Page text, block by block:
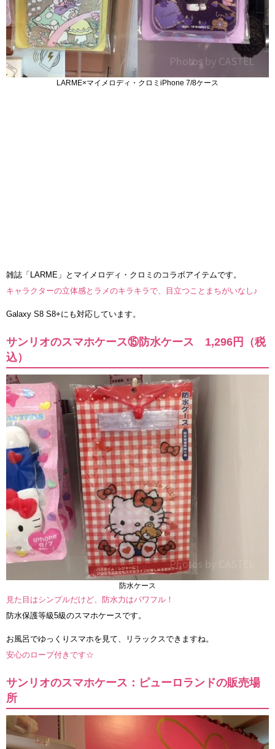
LARME×マイメロディ・クロミiPhone 7/8ケース
雑誌「LARME」とマイメロディ・クロミのコラボアイテムです。
キャラクターの立体感とラメのキラキラで、目立つことまちがいなし♪
Galaxy S8 S8+にも対応しています。
サンリオのスマホケース⑮防水ケース 1,296円（税
込）
防水ケース
見た目はシンプルだけど、防水力はパワフル！
防水保護等級5級のスマホケースです。
お風呂でゆっくりスマホを見て、リラックスできますね。
安心のロープ付きです☆
サンリオのスマホケース：ピューロランドの販売場
所